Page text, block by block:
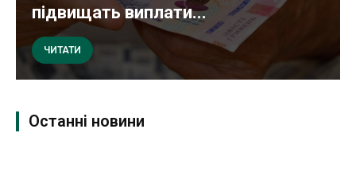
підвищать виплати...
ЧИТАТИ
Останні новини